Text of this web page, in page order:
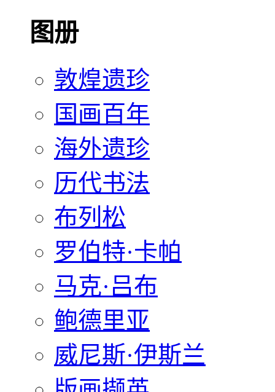
图册
敦煌遗珍
国画百年
海外遗珍
历代书法
布列松
罗伯特·卡帕
马克·吕布
鲍德里亚
威尼斯·伊斯兰